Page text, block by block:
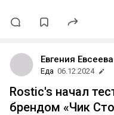
Евгения Евсеева
Еда 06.12.2024
Rostic's начал
брендом «Чик